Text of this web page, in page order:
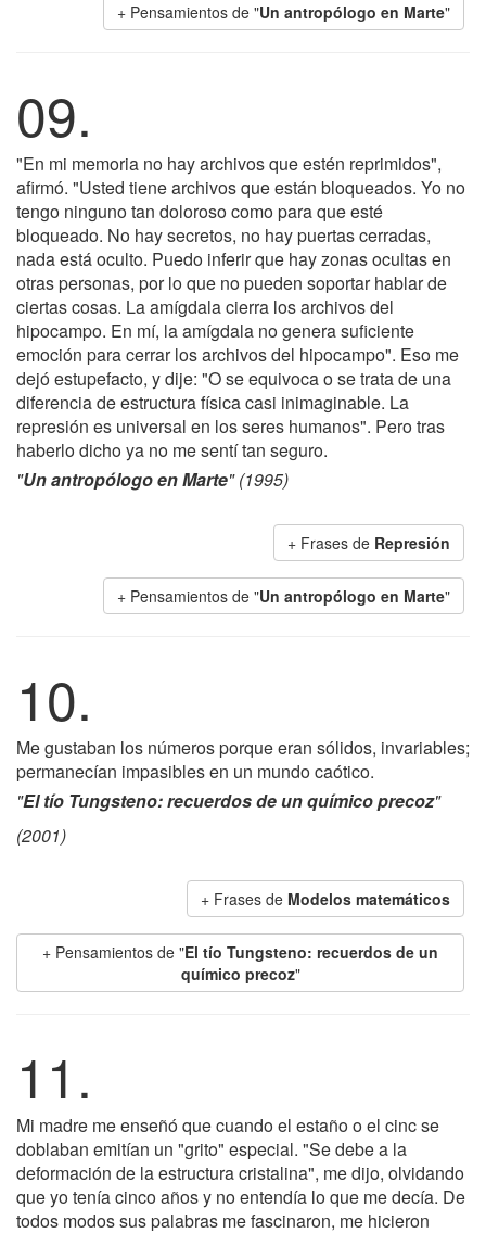
+ Pensamientos de "Un antropólogo en Marte"
09.
"En mi memoria no hay archivos que estén reprimidos",
afirmó. "Usted tiene archivos que están bloqueados. Yo no
tengo ninguno tan doloroso como para que esté
bloqueado. No hay secretos, no hay puertas cerradas,
nada está oculto. Puedo inferir que hay zonas ocultas en
otras personas, por lo que no pueden soportar hablar de
ciertas cosas. La amígdala cierra los archivos del
hipocampo. En mí, la amígdala no genera suficiente
emoción para cerrar los archivos del hipocampo". Eso me
dejó estupefacto, y dije: "O se equivoca o se trata de una
diferencia de estructura física casi inimaginable. La
represión es universal en los seres humanos". Pero tras
haberlo dicho ya no me sentí tan seguro.
"Un antropólogo en Marte" (1995)
+ Frases de Represión
+ Pensamientos de "Un antropólogo en Marte"
10.
Me gustaban los números porque eran sólidos, invariables;
permanecían impasibles en un mundo caótico.
"El tío Tungsteno: recuerdos de un químico precoz"
(2001)
+ Frases de Modelos matemáticos
+ Pensamientos de "El tío Tungsteno: recuerdos de un
químico precoz"
11.
Mi madre me enseñó que cuando el estaño o el cinc se
doblaban emitían un "grito" especial. "Se debe a la
deformación de la estructura cristalina", me dijo, olvidando
que yo tenía cinco años y no entendía lo que me decía. De
todos modos sus palabras me fascinaron, me hicieron